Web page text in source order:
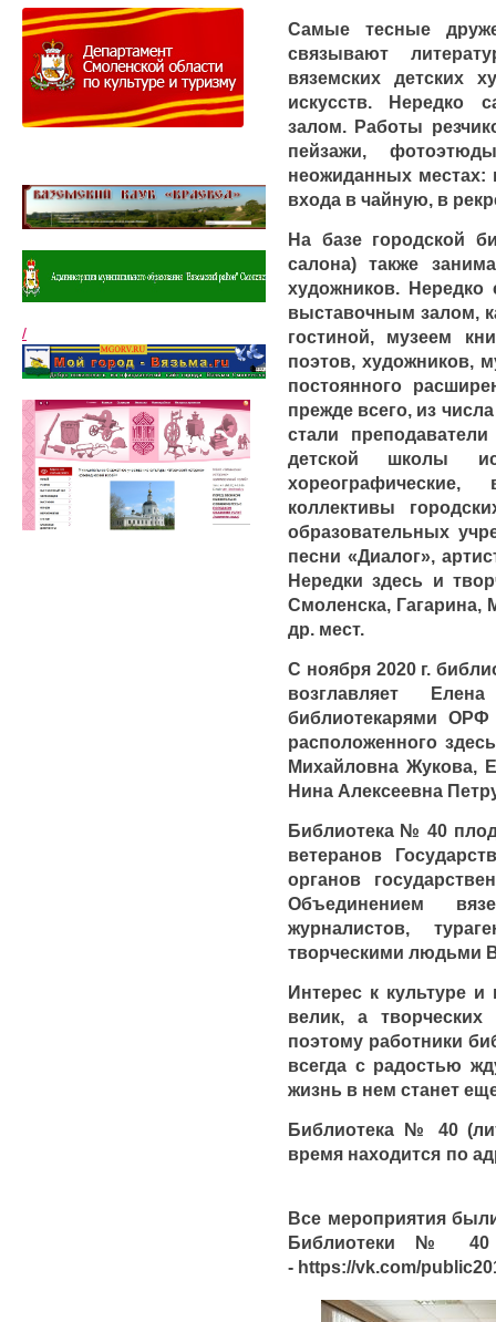
Самые тесные
связывают
вяземских детских
искусств. Нередко
залом. Работы
пейзажи,
неожиданных местах:
входа в чайную, в
На базе городской
салона) также
художников. Нередко
выставочным залом,
гостиной, музеем
поэтов, художников,
постоянного
прежде всего, из
стали
детской школы
коллективы
образовательных
песни «Диалог»,
Нередки здесь и
Смоленска, Гагарина,
др. мест.
С ноября 2020 г.
возглавляет
библиотекарями
расположенного
Михайловна Жукова,
Нина Алексеевна
Библиотека № 40
ветеранов
органов
Объединением
журналистов,
творческими людьми
Интерес к культуре и
велик, а
поэтому работники
всегда с радостью
жизнь в нем станет
Библиотека № 40
время находится по
Все мероприятия
Библиотеки № 40
- https://vk.com/
/